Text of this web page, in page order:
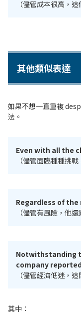
（儘管成本很高，
其他類似表達
如果不想一直重複
法。
Even with all the
（儘管面臨種種挑
Regardless of
（儘管有風險，他還
Notwithstanding
company
（儘管經濟低迷，
其中：